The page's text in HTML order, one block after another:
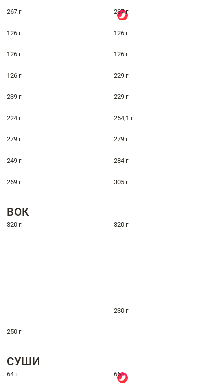
267 г 237 г
126 г 126 г
126 г 126 г
126 г 229 г
239 г 229 г
224 г 254,1 г
279 г 279 г
249 г 284 г
269 г 305 г
ВОК
320 г 320 г
230 г
250 г
СУШИ
64 г 66 г